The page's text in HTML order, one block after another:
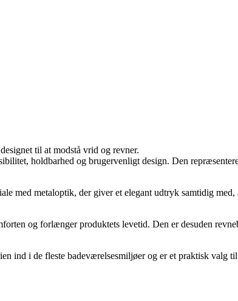
til at modstå vrid og revner.
holdbarhed og brugervenligt design. Den
med metaloptik, der giver et elegant udtryk samtidig
og forlænger produktets levetid. Den er desuden
ind i de fleste badeværelsesmiljøer og er et praktisk valg